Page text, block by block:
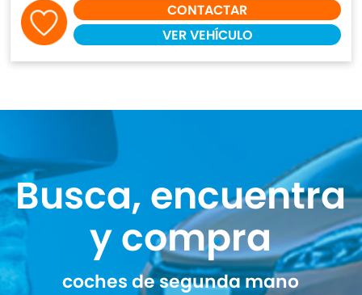
CONTACTAR
VER VEHÍCULO
Busca, encuentra
y compra
coches de segunda mano